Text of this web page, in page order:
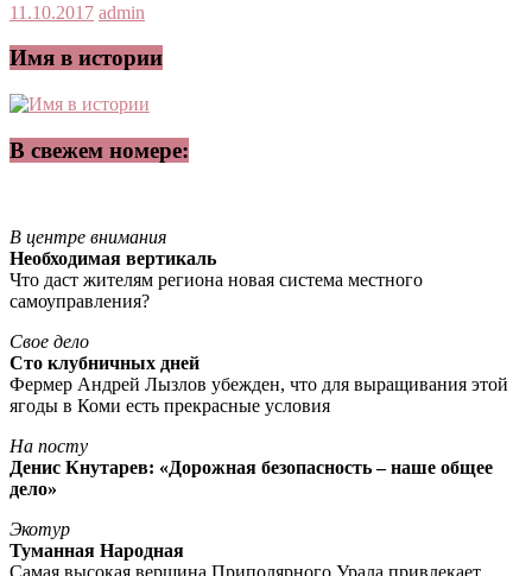
11.10.2017 admin
Имя в истории
В свежем номере:
В центре внимания
Необходимая вертикаль
Что даст жителям региона новая система местного
самоуправления?
Свое дело
Сто клубничных дней
Фермер Андрей Лызлов убежден, что для выращивания этой
ягоды в Коми есть прекрасные условия
На посту
Денис Кнутарев: «Дорожная безопасность – наше общее
дело»
Экотур
Туманная Народная
Самая высокая вершина Приполярного Урала привлекает